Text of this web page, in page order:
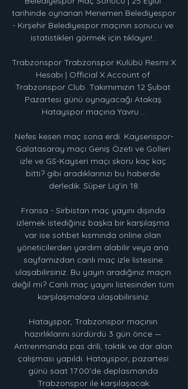
tarihinde oynanan Menemen Belediyespor
- Kırşehir Belediyespor maçının sonucu ve
istatistikleri görmek için tıklayın!...
Trabzonspor Trabzonspor Kulübü Resmi X
Hesabı | Official X Account of
Trabzonspor Club. Takımımızın 12 Şubat
Pazartesi günü oynayacağı Atakaş
Hatayspor maçına Yavru ...
Nefes kesen maç sona erdi. Kayserispor-
Galatasaray maçı Geniş Özeti ve Golleri
izle ve GS-Kayseri maçı skoru kaç kaç
bitti? gibi aradıklarınızı bu haberde
derledik. Süper Lig’in 18.
Fransa - Sirbistan maç yayını dışında
izlemek istediğiniz başka bir karşılaşma
var ise sohbet kısmında online olan
yöneticilerden yardım alabilir veya ana
sayfamızdan canlı maç izle listesine
ulaşabilirsiniz. Bu yayın aradığınız maçın
değil mi? Canlı maç yayını listesinden tüm
karşılaşmalara ulaşabilirsiniz.
Hatayspor, Trabzonspor maçının
hazırlıklarını sürdürdü 3 gün önce —
Antrenmanda pas drili, taktik ve dar alan
çalışması yapıldı. Hatayspor, pazartesi
günü saat 17.00'de deplasmanda
Trabzonspor ile karşılaşacak.